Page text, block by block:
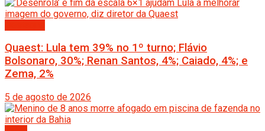
Quaest: Lula tem 39% no 1º turno; Flávio
Bolsonaro, 30%; Renan Santos, 4%; Caiado, 4%; e
Zema, 2%
5 de agosto de 2026